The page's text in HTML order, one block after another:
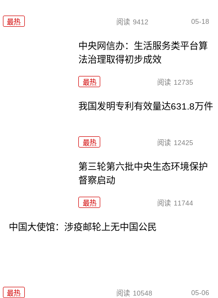
最热 阅读 9412 05-18
中央网信办：生活服务类平台算
法治理取得初步成效
最热 阅读 12735
我国发明专利有效量达631.8万件
最热 阅读 12425
第三轮第六批中央生态环境保护
督察启动
最热 阅读 11744
中国大使馆：涉疫邮轮上无中国公民
最热 阅读 10548 05-06